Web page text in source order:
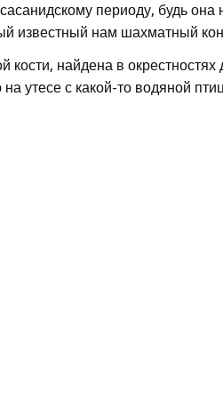
периоду, будь
известный нам шахматный
кости, найдена в
утесе с какой-то водяной